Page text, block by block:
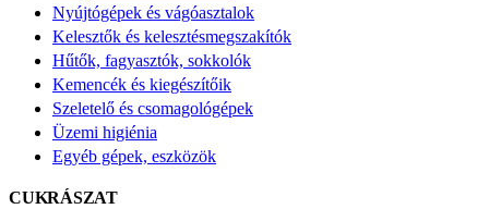
Nyújtógépek és vágóasztalok
Kelesztők és kelesztésmegszakítók
Hűtők, fagyasztók, sokkolók
Kemencék és kiegészítőik
Szeletelő és csomagológépek
Üzemi higiénia
Egyéb gépek, eszközök
CUKRÁSZAT